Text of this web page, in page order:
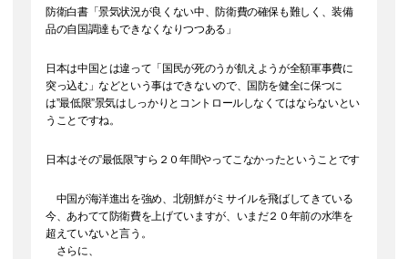
防衛白書「景気状況が良くない中、防衛費の確保も難しく、装備
品の自国調達もできなくなりつつある」
日本は中国とは違って「国民が死のうが飢えようが全額軍事費に
突っ込む」などという事はできないので、国防を健全に保つに
は”最低限”景気はしっかりとコントロールしなくてはならないとい
うことですね。
日本はその”最低限”すら２０年間やってこなかったということです
中国が海洋進出を強め、北朝鮮がミサイルを飛ばしてきている
今、あわてて防衛費を上げていますが、いまだ２０年前の水準を
超えていないと言う。
さらに、